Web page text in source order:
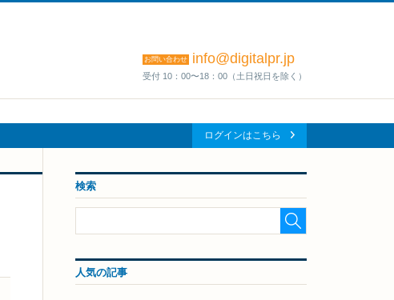
お問い合わせ info@digitalpr.jp
受付 10：00〜18：00（土日祝日を除く）
ログインはこちら
検索
人気の記事